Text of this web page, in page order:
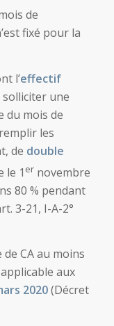
de
fixé pour la
l’effectif
une
du mois de
les
de double
le 1 ernovembre
80 % pendant
3-21, I-A-2°
CA au moins
aux
2020(Décret